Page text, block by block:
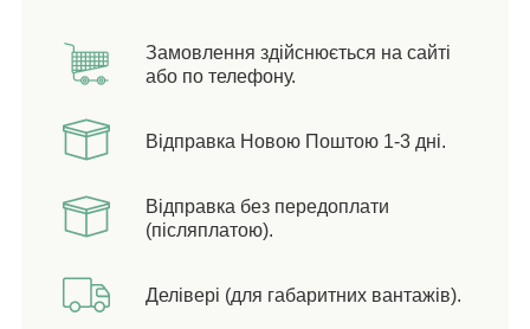
Замовлення здійснюється на сайті
або по телефону.
Відправка Новою Поштою 1-3 дні.
Відправка без передоплати
(післяплатою).
Делівері (для габаритних вантажів).